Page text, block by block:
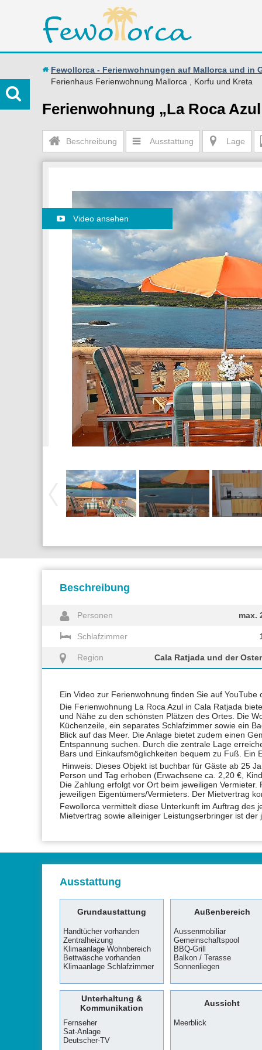
Fewollorca - Ferienwohnungen auf Mallorca und in
Ferienhaus Ferienwohnung Mallorca , Korfu und Kreta
Ferienwohnung „La Roca
Beschreibung Ausstattung Lage
Video ansehen
Beschreibung
Personen max.
Schlafzimmer
Region Cala Ratjada und der
Ein Video zur Ferienwohnung finden Sie auf
Die Ferienwohnung La Roca Azul in Cala Ratjada
und Nähe zu den schönsten Plätzen des Ortes. Die
Küchenzeile, ein separates Schlafzimmer sowie ein
Blick auf das Meer. Die Anlage bietet zudem einen
Entspannung suchen. Durch die zentrale Lage
Bars und Einkaufsmöglichkeiten bequem zu Fuß. Ein
Hinweis: Dieses Objekt ist buchbar für Gäste ab 25
Person und Tag erhoben (Erwachsene ca. 2,20 €,
Die Zahlung erfolgt vor Ort beim jeweiligen
jeweiligen Eigentümers/Vermieters. Der Mietvertrag
Fewollorca vermittelt diese Unterkunft im Auftrag des
Mietvertrag sowie alleiniger Leistungserbringer ist der
Ausstattung
Grundaustattung
Handtücher vorhanden
Zentralheizung
Klimaanlage Wohnbereich
Bettwäsche vorhanden
Klimaanlage Schlafzimmer
Außenbereich
Aussenmobiliar
Gemeinschaftspool
BBQ-Grill
Balkon / Terasse
Sonnenliegen
Unterhaltung &
Kommunikation
Fernseher
Sat-Anlage
Deutscher-TV
Aussicht
Meerblick